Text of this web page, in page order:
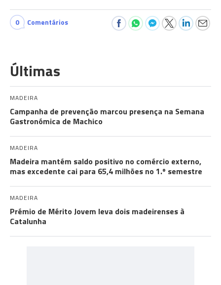
0 Comentários
Últimas
MADEIRA
Campanha de prevenção marcou presença na Semana
Gastronómica de Machico
MADEIRA
Madeira mantém saldo positivo no comércio externo,
mas excedente cai para 65,4 milhões no 1.º semestre
MADEIRA
Prémio de Mérito Jovem leva dois madeirenses à
Catalunha